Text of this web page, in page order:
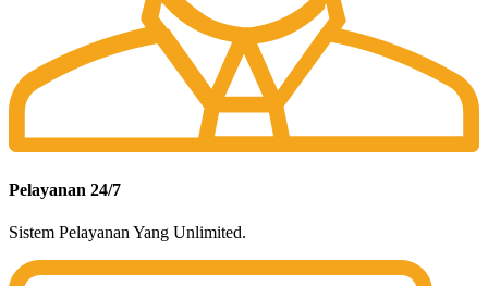
Pelayanan 24/7
Sistem Pelayanan Yang Unlimited.